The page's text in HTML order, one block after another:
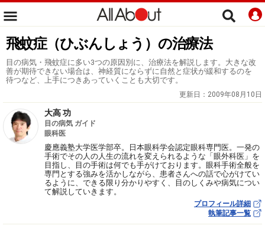
飛蚊症（ひぶんしょう）の治療法
目の病気・飛蚊症に多い3つの原因別に、治療法を解説します。大きな改
善が期待できない場合は、神経質にならずに自然と症状が緩和するのを
待つなど、上手につきあっていくことも大切です。
更新日： 2009年08月10日
大高 功
目の病気 ガイド
眼科医
慶應義塾大学医学部卒。日本眼科学会認定眼科専門医。一発の
手術でその人の人生の流れを変えられるような「眼外科医」を
目指し、目の手術は何でも手がけております。眼科手術全般を
専門とする強みを活かしながら、患者さんへの話で心がけてい
るように、できる限り分かりやすく、目のしくみや病気につい
て解説していきます。
プロフィール詳細
執筆記事一覧